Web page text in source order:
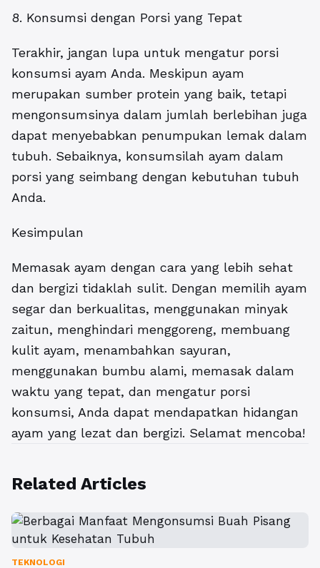
8. Konsumsi dengan Porsi yang Tepat
Terakhir, jangan lupa untuk mengatur porsi
konsumsi ayam Anda. Meskipun ayam
merupakan sumber protein yang baik, tetapi
mengonsumsinya dalam jumlah berlebihan juga
dapat menyebabkan penumpukan lemak dalam
tubuh. Sebaiknya, konsumsilah ayam dalam
porsi yang seimbang dengan kebutuhan tubuh
Anda.
Kesimpulan
Memasak ayam dengan cara yang lebih sehat
dan bergizi tidaklah sulit. Dengan memilih ayam
segar dan berkualitas, menggunakan minyak
zaitun, menghindari menggoreng, membuang
kulit ayam, menambahkan sayuran,
menggunakan bumbu alami, memasak dalam
waktu yang tepat, dan mengatur porsi
konsumsi, Anda dapat mendapatkan hidangan
ayam yang lezat dan bergizi. Selamat mencoba!
Related Articles
TEKNOLOGI